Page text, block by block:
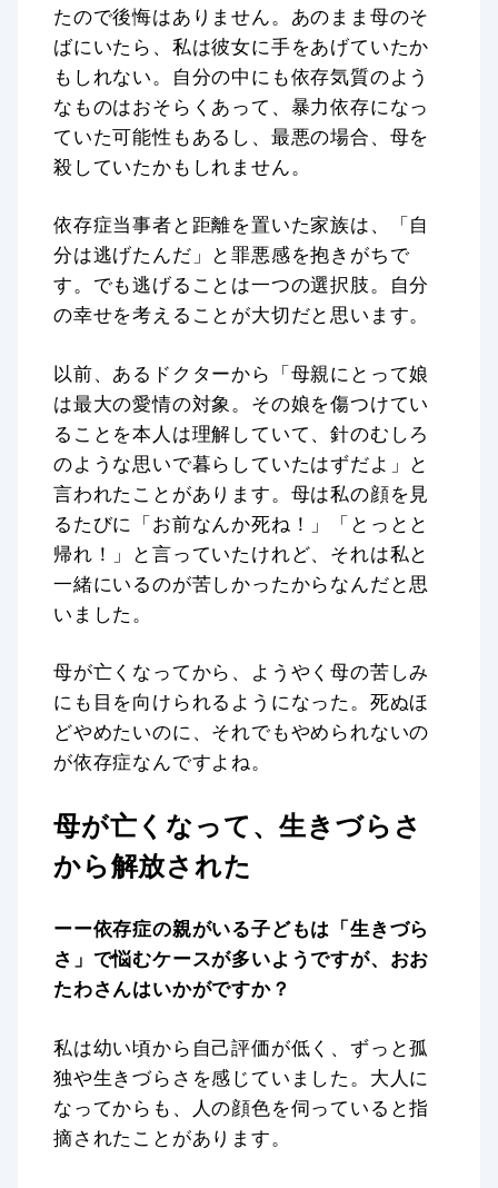
たので後悔はありません。あのまま母のそ
ばにいたら、私は彼女に手をあげていたか
もしれない。自分の中にも依存気質のよう
なものはおそらくあって、暴力依存になっ
ていた可能性もあるし、最悪の場合、母を
殺していたかもしれません。
依存症当事者と距離を置いた家族は、「自
分は逃げたんだ」と罪悪感を抱きがちで
す。でも逃げることは一つの選択肢。自分
の幸せを考えることが大切だと思います。
以前、あるドクターから「母親にとって娘
は最大の愛情の対象。その娘を傷つけてい
ることを本人は理解していて、針のむしろ
のような思いで暮らしていたはずだよ」と
言われたことがあります。母は私の顔を見
るたびに「お前なんか死ね！」「とっとと
帰れ！」と言っていたけれど、それは私と
一緒にいるのが苦しかったからなんだと思
いました。
母が亡くなってから、ようやく母の苦しみ
にも目を向けられるようになった。死ぬほ
どやめたいのに、それでもやめられないの
が依存症なんですよね。
母が亡くなって、生きづらさ
から解放された
ーー依存症の親がいる子どもは「生きづら
さ」で悩むケースが多いようですが、おお
たわさんはいかがですか？
私は幼い頃から自己評価が低く、ずっと孤
独や生きづらさを感じていました。大人に
なってからも、人の顔色を伺っていると指
摘されたことがあります。